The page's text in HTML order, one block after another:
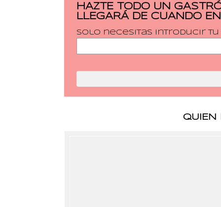
HAZTE TODO UN
LLEGARÁ DE CUANDO
Solo necesitas introducir
QUIEN